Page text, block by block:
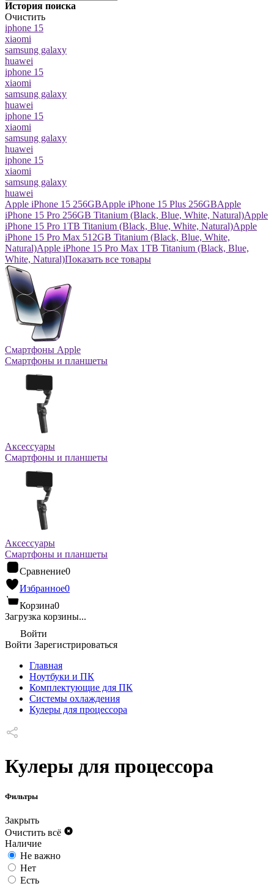
История поиска
Очистить
iphone 15
xiaomi
samsung galaxy
huawei
iphone 15
xiaomi
samsung galaxy
huawei
iphone 15
xiaomi
samsung galaxy
huawei
iphone 15
xiaomi
samsung galaxy
huawei
Apple iPhone 15 256GBApple iPhone 15 Plus 256GBApple
iPhone 15 Pro 256GB Titanium (Black, Blue, White, Natural)Apple
iPhone 15 Pro 1TB Titanium (Black, Blue, White, Natural)Apple
iPhone 15 Pro Max 512GB Titanium (Black, Blue, White,
Natural)Apple iPhone 15 Pro Max 1TB Titanium (Black, Blue,
White, Natural)Показать все товары
Смартфоны Apple
Смартфоны и планшеты
Аксессуары
Смартфоны и планшеты
Аксессуары
Смартфоны и планшеты
Сравнение0
Избранное0
Корзина0
Загрузка корзины...
Войти
Войти Зарегистрироваться
Главная
Ноутбуки и ПК
Комплектующие для ПК
Системы охлаждения
Кулеры для процессора
Кулеры для процессора
Фильтры
Закрыть
Очистить всё
Наличие
Не важно
Нет
Есть